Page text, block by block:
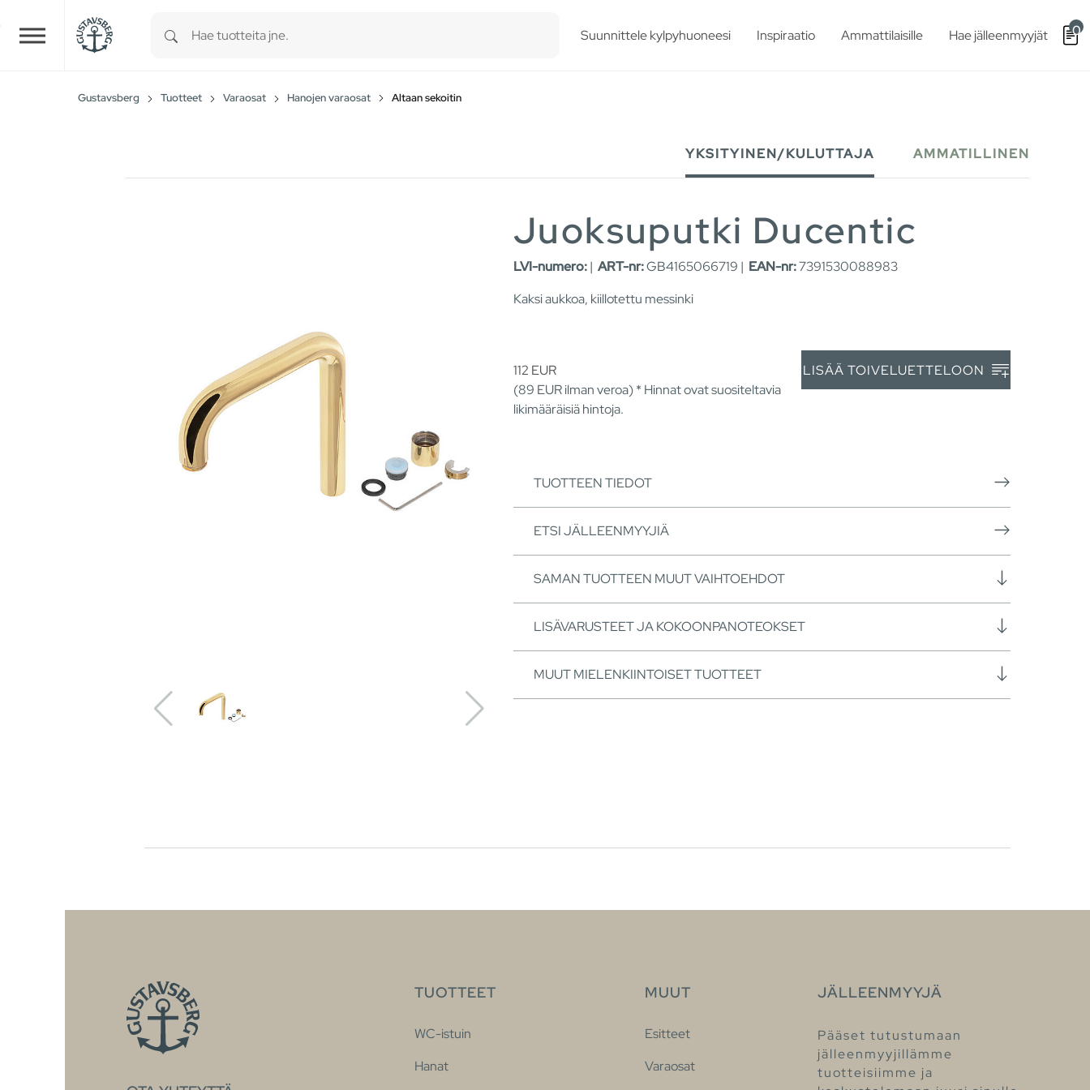
Skip to main content Suunnittele kylpyhuoneesi Inspiraatio Ammattilaisille Hae jälleenmyyjät 0
Gustavsberg Tuotteet Varaosat Hanojen varaosat Altaan sekoitin
YKSITYINEN/KULUTTAJA AMMATILLINEN
Juoksuputki Ducentic
LVI-numero:| ART-nr:GB4165066719 | EAN-nr:7391530088983
Kaksi aukkoa, kiillotettu messinki
112 EUR
(89 EURilman veroa) * Hinnat ovat suositeltavia
likimääräisiä hintoja.
LISÄÄ TOIVELUETTELOON
TUOTTEEN TIEDOT
ETSI JÄLLEENMYYJIÄ
SAMAN TUOTTEEN MUUT VAIHTOEHDOT
LISÄVARUSTEET JA KOKOONPANOTEOKSET
MUUT MIELENKIINTOISET TUOTTEET
TUOTTEET
WC-istuin
Hanat
MUUT
Esitteet
Varaosat
JÄLLEENMYYJÄ
Pääset tutustumaan
jälleenmyyjillämme
tuotteisiimme ja